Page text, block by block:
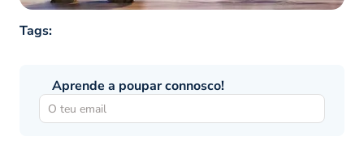
Tags:
Aprende a poupar connosco!